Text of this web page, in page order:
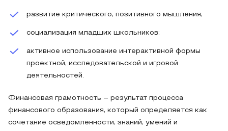
развитие критического, позитивного мышления;
социализация младших школьников;
активное использование интерактивной формы
проектной, исследовательской и игровой
деятельностей.
Финансовая грамотность – результат процесса
финансового образования, который определяется как
сочетание осведомленности, знаний, умений и